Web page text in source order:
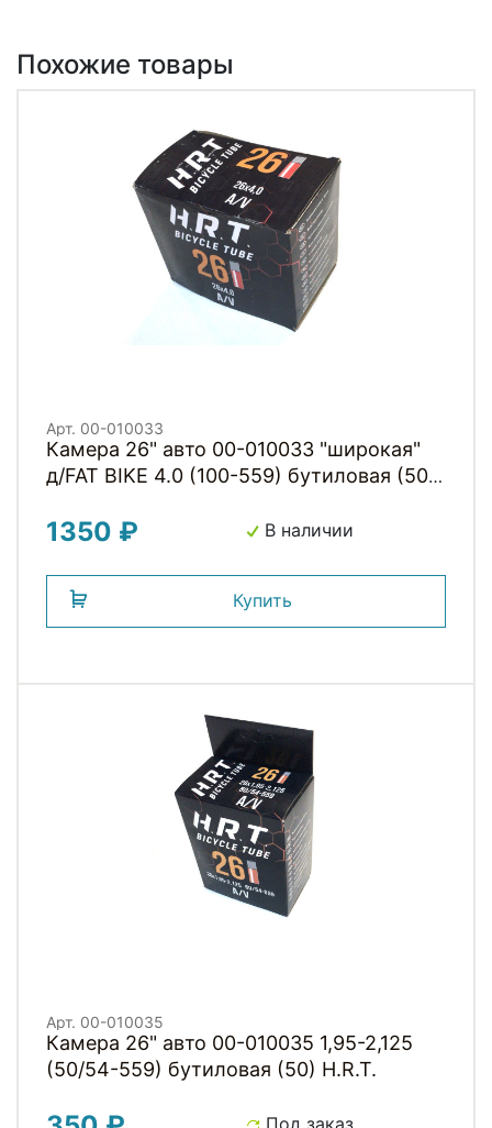
Похожие товары
Арт. 00-010033
Камера 26" авто 00-010033 "широкая"
д/FAT BIKE 4.0 (100-559) бутиловая (50)
1350 ₽ В наличии
Купить
Арт. 00-010035
Камера 26" авто 00-010035 1,95-2,125
(50/54-559) бутиловая (50) H.R.T.